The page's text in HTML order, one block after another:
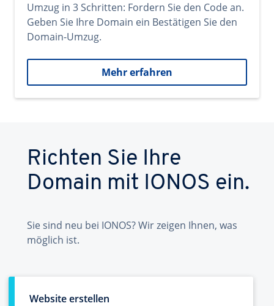
Umzug in 3 Schritten: Fordern Sie den Code an.
Geben Sie Ihre Domain ein Bestätigen Sie den
Domain-Umzug.
Mehr erfahren
Richten Sie Ihre
Domain mit IONOS ein.
Sie sind neu bei IONOS? Wir zeigen Ihnen, was
möglich ist.
Website erstellen